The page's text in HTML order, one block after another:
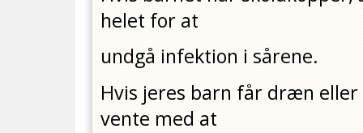
helet for at
undgå infektion i sårene.
Hvis jeres barn får dræn
vente med at